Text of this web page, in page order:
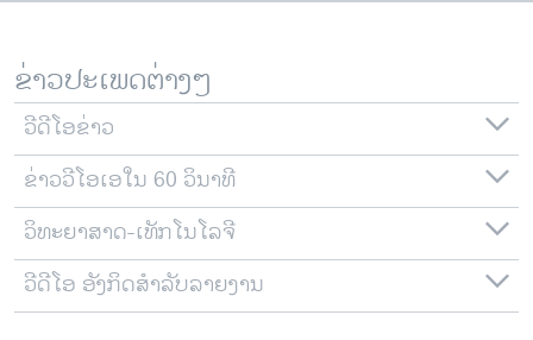
ລາຍການກະຈາຍສຽງ
ລາຍງານ
ຕິດຕາມພວກເຮົາ ທີ່
ພາສາຕ່າງໆ
ຂ່າວປະເພດຕ່າງໆ
ວີດີໂອຂ່າວ
ຂ່າວວີໂອເອໃນ 60 ວິນາທີ
ວິທະຍາສາດ-ເທັກໂນໂລຈີ
ວີດີໂອ ອັງກິດສຳລັບລາຍງານ